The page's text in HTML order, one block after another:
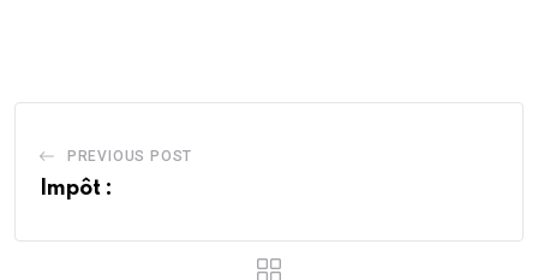
PREVIOUS POST
Impôt :